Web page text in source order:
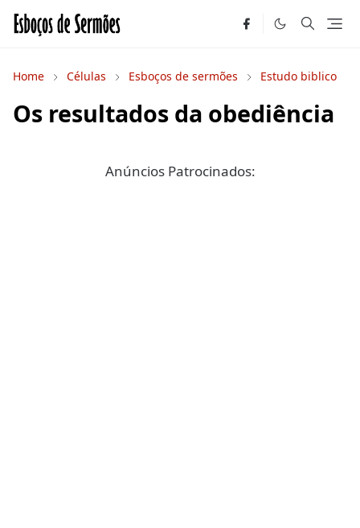
Home Células Esboços de sermões Estudo biblico
Os resultados da obediência
Anúncios Patrocinados: